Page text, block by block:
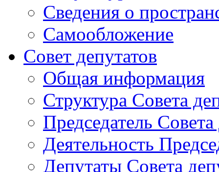
Сведения о
Самообложение
Совет депутатов
Общая информация
Структура Совета
Председатель Совета
Деятельность
Депутаты Совета